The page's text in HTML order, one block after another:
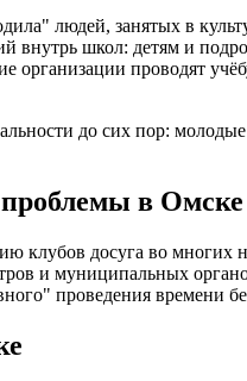
людей, занятых в
внутрь школ: детям и
организации проводят
до сих пор:
в Омске
клубов досуга во многих
и муниципальных
проведения времени